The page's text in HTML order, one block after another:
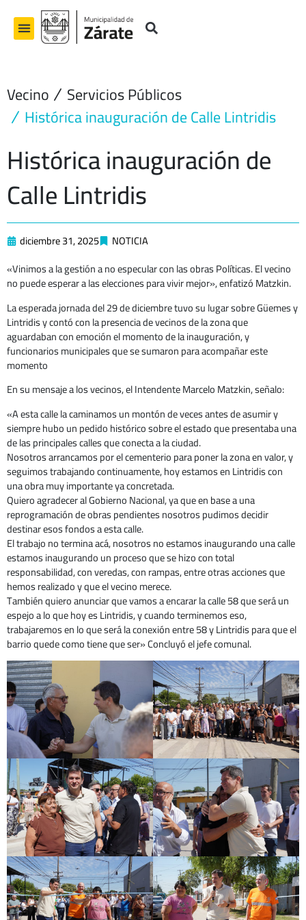
contenido
Vecino Servicios Públicos
Histórica inauguración de Calle Lintridis
Histórica inauguración de
Calle Lintridis
diciembre 31, 2025
NOTICIA
«Vinimos a la gestión a no especular con las obras Políticas. El vecino
no puede esperar a las elecciones para vivir mejor», enfatizó Matzkin.
La esperada jornada del 29 de diciembre tuvo su lugar sobre Güemes y
Lintridis y contó con la presencia de vecinos de la zona que
aguardaban con emoción el momento de la inauguración, y
funcionarios municipales que se sumaron para acompañar este
momento
En su mensaje a los vecinos, el Intendente Marcelo Matzkin, señalo:
«A esta calle la caminamos un montón de veces antes de asumir y
siempre hubo un pedido histórico sobre el estado que presentaba una
de las principales calles que conecta a la ciudad.
Nosotros arrancamos por el cementerio para poner la zona en valor, y
seguimos trabajando continuamente, hoy estamos en Lintridis con
una obra muy importante ya concretada.
Quiero agradecer al Gobierno Nacional, ya que en base a una
reprogramación de obras pendientes nosotros pudimos decidir
destinar esos fondos a esta calle.
El trabajo no termina acá, nosotros no estamos inaugurando una calle
estamos inaugurando un proceso que se hizo con total
responsabilidad, con veredas, con rampas, entre otras acciones que
hemos realizado y que el vecino merece.
También quiero anunciar que vamos a encarar la calle 58 que será un
espejo a lo que hoy es Lintridis, y cuando terminemos eso,
trabajaremos en lo que será la conexión entre 58 y Lintridis para que el
barrio quede como tiene que ser» Concluyó el jefe comunal.